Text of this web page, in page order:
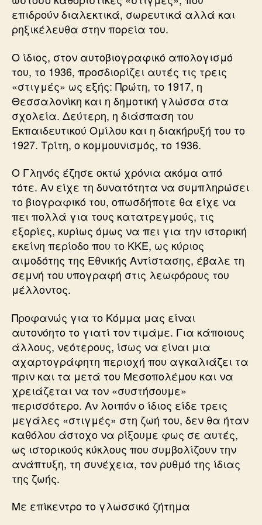
επιδρούν διαλεκτικά, σωρευτικά αλλά και
ρηξικέλευθα στην πορεία του.
Ο ίδιος, στον αυτοβιογραφικό απολογισμό
του, το 1936, προσδιορίζει αυτές τις τρεις
«στιγμές» ως εξής: Πρώτη, το 1917, η
Θεσσαλονίκη και η δημοτική γλώσσα στα
σχολεία. Δεύτερη, η διάσπαση του
Εκπαιδευτικού Ομίλου και η διακήρυξή του το
1927. Τρίτη, ο κομμουνισμός, το 1936.
Ο Γληνός έζησε οκτώ χρόνια ακόμα από
τότε. Αν είχε τη δυνατότητα να συμπληρώσει
το βιογραφικό του, οπωσδήποτε θα είχε να
πει πολλά για τους κατατρεγμούς, τις
εξορίες, κυρίως όμως να πει για την ιστορική
εκείνη περίοδο που το ΚΚΕ, ως κύριος
αιμοδότης της Εθνικής Αντίστασης, έβαλε τη
σεμνή του υπογραφή στις λεωφόρους του
μέλλοντος.
Προφανώς για το Κόμμα μας είναι
αυτονόητο το γιατί τον τιμάμε. Για κάποιους
άλλους, νεότερους, ίσως να είναι μια
αχαρτογράφητη περιοχή που αγκαλιάζει τα
πριν και τα μετά του Μεσοπολέμου και να
χρειάζεται να τον «συστήσουμε»
περισσότερο. Αν λοιπόν ο ίδιος είδε τρεις
μεγάλες «στιγμές» στη ζωή του, δεν θα ήταν
καθόλου άστοχο να ρίξουμε φως σε αυτές,
ως ιστορικούς κύκλους που συμβολίζουν την
ανάπτυξη, τη συνέχεια, τον ρυθμό της ίδιας
της ζωής.
Με επίκεντρο το γλωσσικό ζήτημα